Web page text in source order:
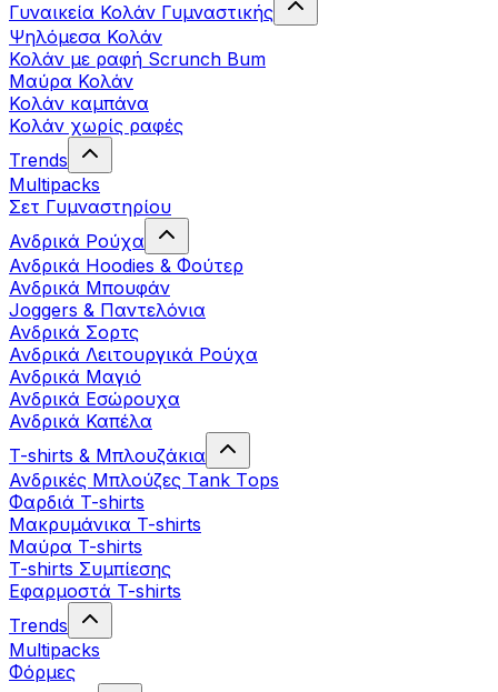
Γυναικεία Κολάν Γυμναστικής
Ψηλόμεσα Κολάν
Κολάν με ραφή Scrunch Bum
Μαύρα Κολάν
Κολάν καμπάνα
Κολάν χωρίς ραφές
Trends
Multipacks
Σετ Γυμναστηρίου
Ανδρικά Ρούχα
Ανδρικά Hoodies & Φούτερ
Ανδρικά Μπουφάν
Joggers & Παντελόνια
Ανδρικά Σορτς
Ανδρικά Λειτουργικά Ρούχα
Ανδρικά Μαγιό
Ανδρικά Εσώρουχα
Ανδρικά Καπέλα
T-shirts & Μπλουζάκια
Ανδρικές Mπλούζες Τank Τops
Φαρδιά T-shirts
Μακρυμάνικα T-shirts
Μαύρα T-shirts
T-shirts Συμπίεσης
Εφαρμοστά T-shirts
Trends
Multipacks
Φόρμες